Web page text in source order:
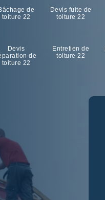
de
toiture 22
Devis fuite de
toiture 22
Devis
de
toiture 22
Entretien de
toiture 22